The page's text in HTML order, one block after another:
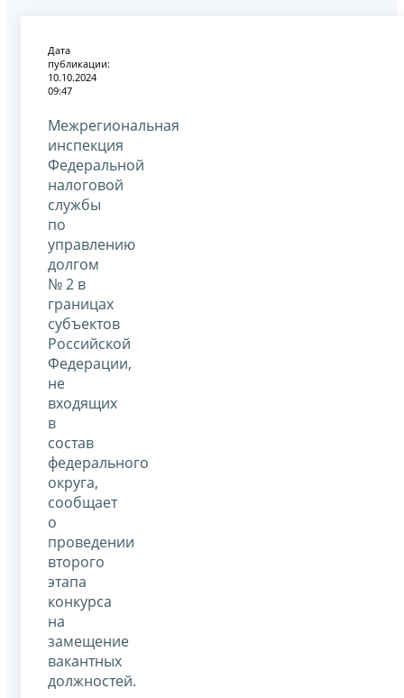
Дата
публикации:
10.10.2024
09:47
Межрегиональная
инспекция
Федеральной
налоговой
службы
по
управлению
долгом
№ 2 в
границах
субъектов
Российской
Федерации,
не
входящих
в
состав
федерального
округа,
сообщает
о
проведении
второго
этапа
конкурса
на
замещение
вакантных
должностей.